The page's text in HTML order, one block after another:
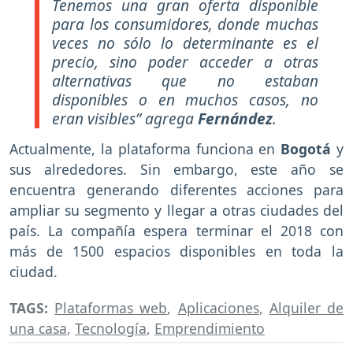
Tenemos una gran oferta disponible
para los consumidores, donde muchas
veces no sólo lo determinante es el
precio, sino poder acceder a otras
alternativas que no estaban
disponibles o en muchos casos, no
eran visibles” agregaFernández.
Actualmente, la plataforma funciona en Bogotáy
sus alrededores. Sin embargo, este año se
encuentra generando diferentes acciones para
ampliar su segmento y llegar a otras ciudades del
país. La compañía espera terminar el 2018 con
más de 1500 espacios disponibles en toda la
ciudad.
TAGS: Plataformas web, Aplicaciones, Alquiler de
una casa, Tecnología, Emprendimiento